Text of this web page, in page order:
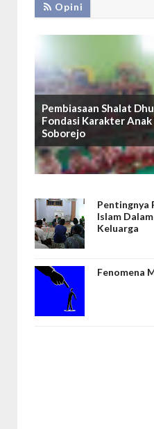
Opini
Pembiasaan Shalat
Fondasi Karakter Anak
Soborejo
Pentingnya
Islam
Keluarga
Fenomena